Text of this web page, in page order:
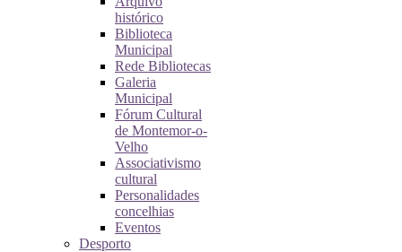
histórico
Biblioteca
Municipal
Rede Bibliotecas
Galeria
Municipal
Fórum Cultural
de Montemor-o-
Velho
Associativismo
cultural
Personalidades
concelhias
Eventos
Desporto